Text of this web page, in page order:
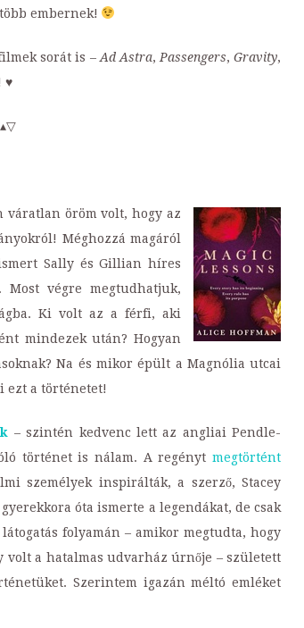
embernek!
sorát is – Ad Astra, Passengers,Gravity,
♥
váratlan öröm volt, hogy az
Méghozzá magáról
Sally és Gillian híres
végre megtudhatjuk,
Ki volt az a férfi, aki
mindezek után? Hogyan
Na és mikor épült a Magnólia utcai
ezt a történetet!
– szintén kedvenc lett az angliai Pendle-
történet is nálam. A regénytmegtörtént
személyek inspirálták, a szerző, Stacey
óta ismerte a legendákat, de csak
folyamán – amikor megtudta, hogy
volt a hatalmas udvarház úrnője – született
Szerintem igazán méltó emléket